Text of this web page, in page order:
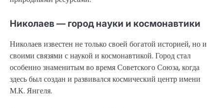
Николаев — город науки и космонавтики
Николаев известен не только своей богатой историей, но и
своими связями с наукой и космонавтикой. Город стал
особенно знаменитым во время Советского Союза, когда
здесь был создан и развивался космический центр имени
М.К. Янгеля.